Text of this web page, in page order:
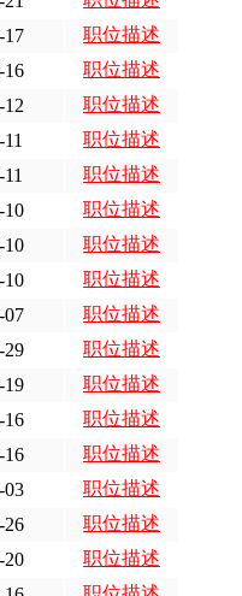
17
职位描述
16
职位描述
12
职位描述
职位描述
职位描述
10
职位描述
10
职位描述
10
职位描述
07
职位描述
29
职位描述
19
职位描述
16
职位描述
16
职位描述
03
职位描述
26
职位描述
20
职位描述